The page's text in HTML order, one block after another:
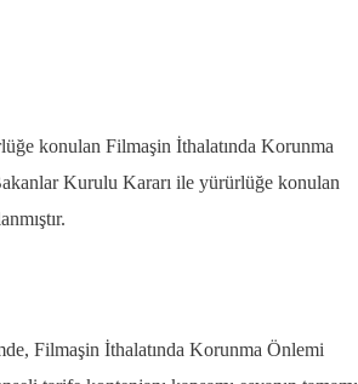
konulan Filmaşin İthalatında Korunma
Kurulu Kararı ile yürürlüğe konulan
Filmaşin İthalatında Korunma Önlemi